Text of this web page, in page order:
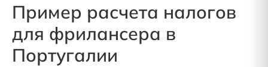
Пример расчета налогов
для фрилансера в
Португалии